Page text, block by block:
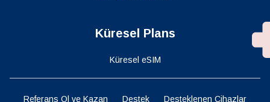
Küresel Plans
Küresel eSIM
Referans Ol ve Kazan Destek Desteklenen Cihazlar